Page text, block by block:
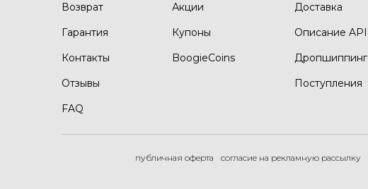
Возврат
Гарантия
Контакты
Отзывы
FAQ
Акции
Купоны
BoogieCoins
Доставка
Описание API
Дропшиппинг
Поступления
публичная оферта согласие на рекламную рассылку